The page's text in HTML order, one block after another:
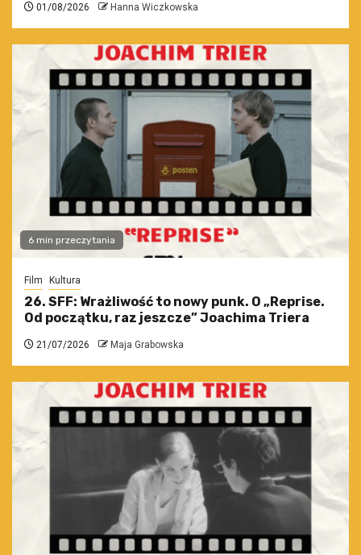
01/08/2026 Hanna Wiczkowska
6 min przeczytania
Film Kultura
26. SFF: Wrażliwość to nowy punk. O „Reprise.
Od początku, raz jeszcze” Joachima Triera
21/07/2026 Maja Grabowska